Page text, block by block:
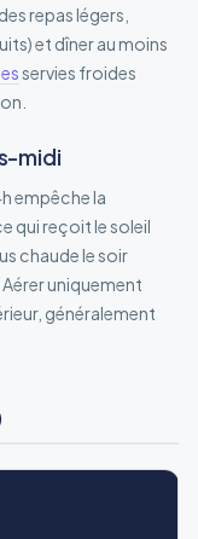
repas légers,
et dîner au moins
servies froides
midi
empêche la
qui reçoit le soleil
chaude le soir
uniquement
généralement